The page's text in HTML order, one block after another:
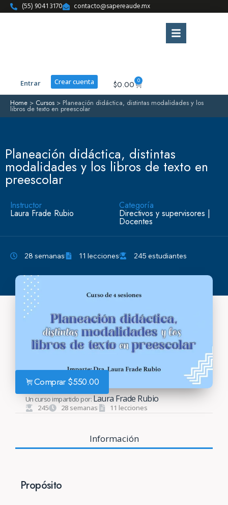
(55) 9041 3170 contacto@sapereaude.mx
Entrar Crear cuenta $0.00 0
Home > Cursos > Planeación didáctica, distintas modalidades y los
libros de texto en preescolar
Planeación didáctica, distintas
modalidades y los libros de texto en
preescolar
Instructor
Laura Frade Rubio
Categoría
Directivos y supervisores |
Docentes
28 semanas 11 lecciones 245 estudiantes
Información
Propósito
Comprar $550.00
Un curso impartido por:Laura Frade Rubio
245 28 semanas 11 lecciones